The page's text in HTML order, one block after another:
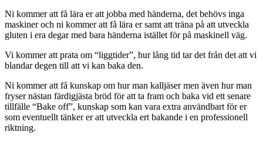
Ni kommer att få lära er att jobba med händerna, det behövs inga
maskiner och ni kommer att få lära er samt att träna på att utveckla
gluten i era degar med bara händerna istället för på maskinell väg.
Vi kommer att prata om “liggtider”, hur lång tid tar det från det att vi
blandar degen till att vi kan baka den.
Ni kommer att få kunskap om hur man kalljäser men även hur man
fryser nästan färdigjästa bröd för att ta fram och baka vid ett senare
tillfälle “Bake off”, kunskap som kan vara extra användbart för er
som eventuellt tänker er att utveckla ert bakande i en professionell
riktning.